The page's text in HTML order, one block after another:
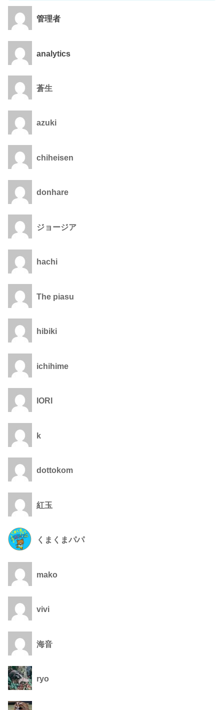
管理者
analytics
蒼生
azuki
chiheisen
donhare
ジョージア
hachi
The piasu
hibiki
ichihime
IORI
k
dottokom
紅玉
くまくまパパ
mako
vivi
海音
ryo